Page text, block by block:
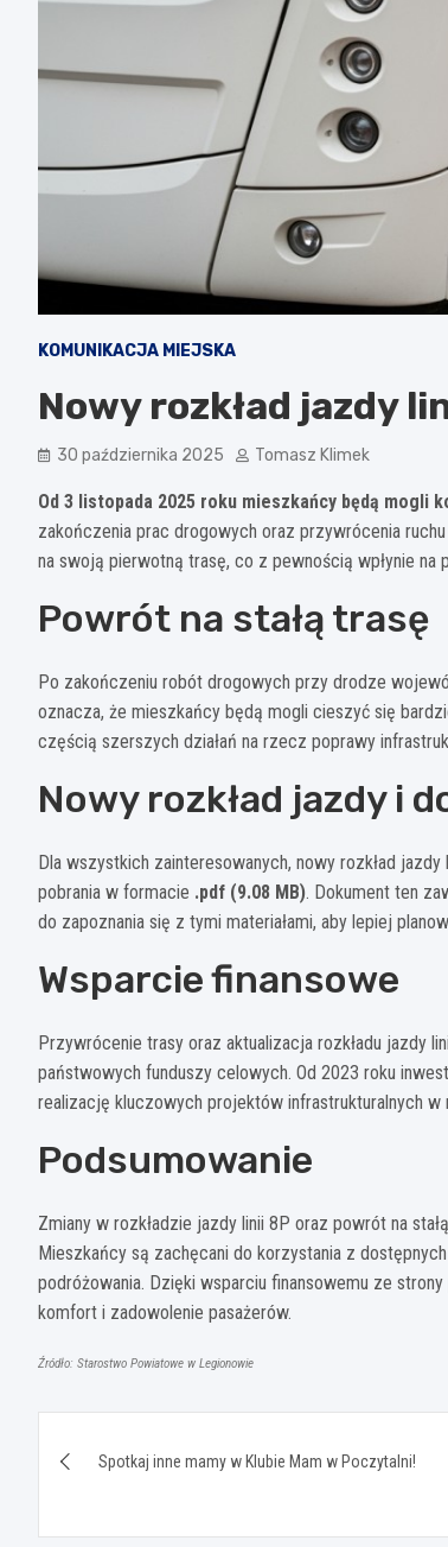
KOMUNIKACJA MIEJSKA
Nowy rozkład jazdy
30 października 2025 Tomasz Klimek
Od 3 listopada 2025 roku mieszkańcy będą mogli
zakończenia prac drogowych oraz przywrócenia
na swoją pierwotną trasę, co z pewnością wpłynie
Powrót na stałą trasę
Po zakończeniu robót drogowych przy drodze
oznacza, że mieszkańcy będą mogli cieszyć się
częścią szerszych działań na rzecz poprawy
Nowy rozkład jazdy i
Dla wszystkich zainteresowanych, nowy rozkład
pobrania w formacie .pdf (9.08 MB). Dokument ten
do zapoznania się z tymi materiałami, aby lepiej
Wsparcie finansowe
Przywrócenie trasy oraz aktualizacja rozkładu jazdy
państwowych funduszy celowych. Od 2023 roku
realizację kluczowych projektów infrastrukturalnych w
Podsumowanie
Zmiany w rozkładzie jazdy linii 8P oraz powrót na
Mieszkańcy są zachęcani do korzystania z
podróżowania. Dzięki wsparciu finansowemu ze
komfort i zadowolenie pasażerów.
Źródło: Starostwo Powiatowe w Legionowie
wpisu
Spotkaj inne mamy w Klubie Mam w Poczytalni!